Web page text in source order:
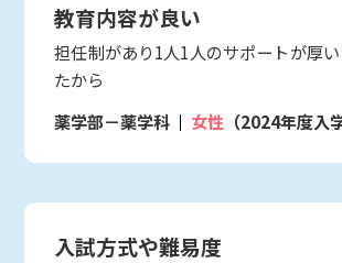
教育内容が良い
担任制があり1人1人のサポートが厚
たから
薬学部－薬学科
女性 （2024年度入学
入試方式や難易度